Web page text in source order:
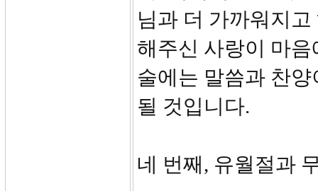
님과 더 가까워지
해주신 사랑이 마
술에는 말씀과 찬
될 것입니다.
네 번째, 유월절과